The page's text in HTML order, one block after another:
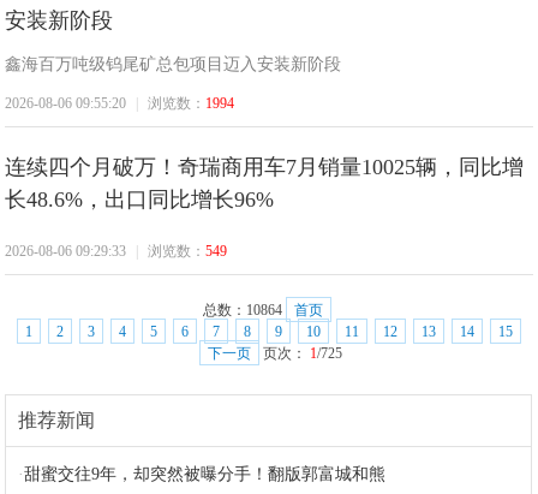
安装新阶段
鑫海百万吨级钨尾矿总包项目迈入安装新阶段
2026-08-06 09:55:20 浏览数： 1994
连续四个月破万！奇瑞商用车7月销量10025辆，同比增
长48.6%，出口同比增长96%
2026-08-06 09:29:33 浏览数：549
总数： 10864
首页
1
2 3 4 5 6 7 8 9 10 11 12 13 14
15
下一页
页次： 1/725
推荐新闻
·甜蜜交往9年，却突然被曝分手！翻版郭富城和熊